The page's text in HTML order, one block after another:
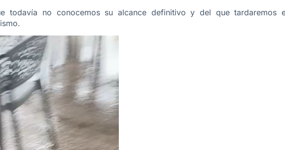
todavía no conocemos su alcance definitivo y del que tardaremos